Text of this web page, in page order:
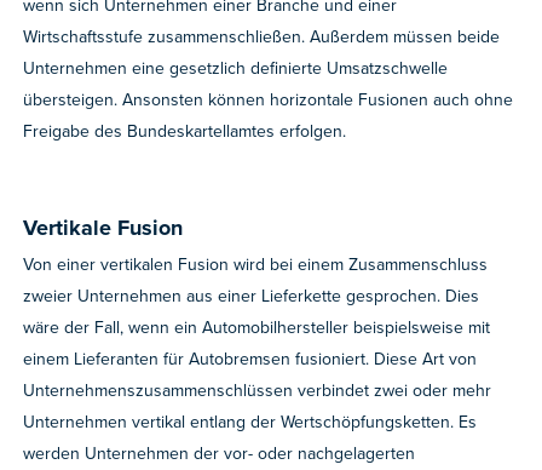
wenn sich Unternehmen einer Branche und einer
Wirtschaftsstufe zusammenschließen. Außerdem müssen beide
Unternehmen eine gesetzlich definierte Umsatzschwelle
übersteigen. Ansonsten können horizontale Fusionen auch ohne
Freigabe des Bundeskartellamtes erfolgen.
Vertikale Fusion
Von einer vertikalen Fusion wird bei einem Zusammenschluss
zweier Unternehmen aus einer Lieferkette gesprochen. Dies
wäre der Fall, wenn ein Automobilhersteller beispielsweise mit
einem Lieferanten für Autobremsen fusioniert. Diese Art von
Unternehmenszusammenschlüssen verbindet zwei oder mehr
Unternehmen vertikal entlang der Wertschöpfungsketten. Es
werden Unternehmen der vor- oder nachgelagerten